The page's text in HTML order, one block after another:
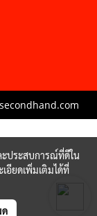
ะประสบการณ์ที่ดีใน
อียดเพิ่มเติมได้ที่